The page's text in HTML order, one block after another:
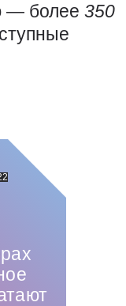
— более 350